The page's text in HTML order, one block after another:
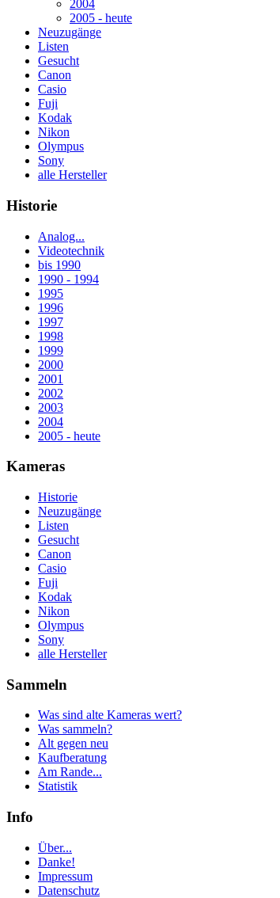
2004
2005 - heute
Neuzugänge
Listen
Gesucht
Canon
Casio
Fuji
Kodak
Nikon
Olympus
Sony
alle Hersteller
Historie
Analog...
Videotechnik
bis 1990
1990 - 1994
1995
1996
1997
1998
1999
2000
2001
2002
2003
2004
2005 - heute
Kameras
Historie
Neuzugänge
Listen
Gesucht
Canon
Casio
Fuji
Kodak
Nikon
Olympus
Sony
alle Hersteller
Sammeln
Was sind alte Kameras wert?
Was sammeln?
Alt gegen neu
Kaufberatung
Am Rande...
Statistik
Info
Über...
Danke!
Impressum
Datenschutz